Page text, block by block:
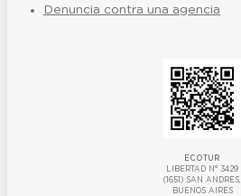
Denuncia contra una agencia
ECOTUR
LIBERTAD N° 3429
(1651) SAN ANDRES,
BUENOS AIRES